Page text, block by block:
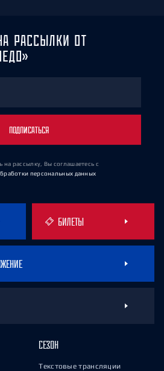
РАССЫЛКИ ОТ
ПОДПИСАТЬСЯ
на рассылку, Вы соглашаетесь с
персональных данных
БИЛЕТЫ
СЕЗОН
Текстовые трансляции